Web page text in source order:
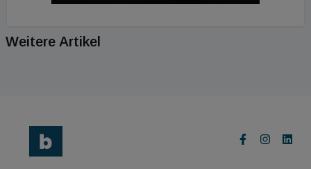
Weitere Artikel